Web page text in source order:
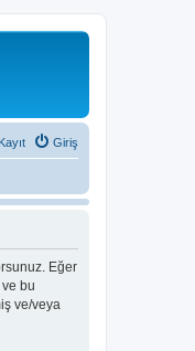
Giriş
Kayıt
Eğer
bu
ve/veya